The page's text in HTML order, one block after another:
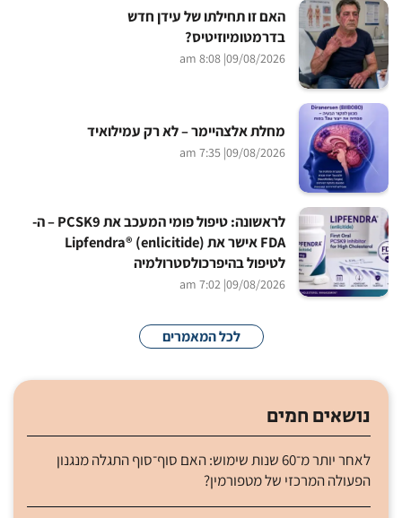
האם זו תחילתו של עידן חדש
בדרמטומיוזיטיס?
09/08/2026
| 8:08 am
מחלת אלצהיימר – לא רק עמילואיד
09/08/2026
| 7:35 am
לראשונה: טיפול פומי המעכב את PCSK9 – ה-
FDA אישר את Lipfendra® (enlicitide)
לטיפול בהיפרכולסטרולמיה
09/08/2026
| 7:02 am
לכל המאמרים
נושאים חמים
לאחר יותר מ־60 שנות שימוש: האם סוף־סוף התגלה מנגנון
הפעולה המרכזי של מטפורמין?